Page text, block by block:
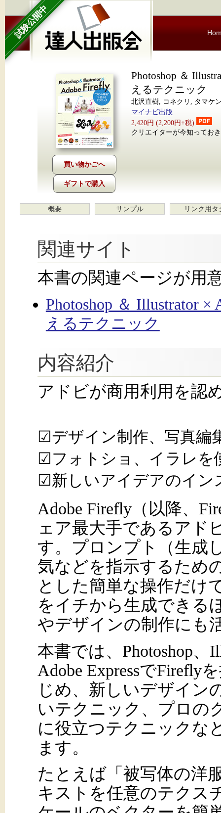
試験公開中
ギフトで購入
Photoshop ＆
えるテクニック
北沢直樹, コネクリ, タマケ
マイナビ出版
2,420円 (2,200円+税)
クリエイターが今知ってお
概要 サンプル リンク用タ
関連サイト
本書の関連ページが用
Photoshop ＆ Illustrator
えるテクニック
内容紹介
アドビが商用利用を認
☑デザイン制作、写真編
☑フォトショ、イラレを
☑新しいアイデアのイン
Adobe Firefly（以降、
ェア最大手であるアド
す。プロンプト（生成
気などを指示するため
とした簡単な操作だけ
をイチから生成できる
やデザインの制作にも
本書では、Photoshop、
Adobe ExpressでFirefly
じめ、新しいデザイン
いテクニック、プロの
に役立つテクニックな
ます。
たとえば「被写体の洋
キストを任意のテクス